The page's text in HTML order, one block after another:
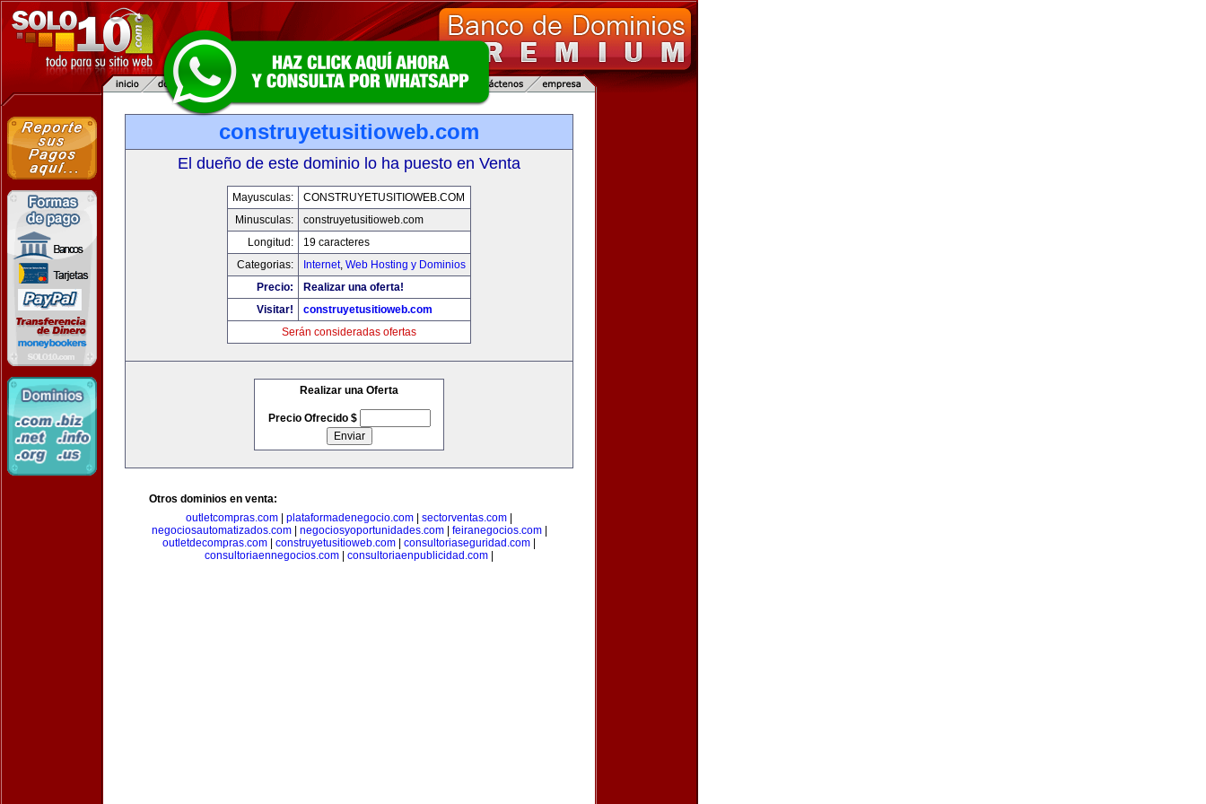
construyetusitioweb.com
El dueño de este dominio lo ha puesto en Venta
Mayusculas:
CONSTRUYETUSITIOWEB.COM
Minusculas:
construyetusitioweb.com
Longitud:
19 caracteres
Categorias:
Internet, Web Hosting y Dominios
Precio:
Realizar una oferta!
Visitar!
construyetusitioweb.com
Serán consideradas ofertas
Realizar una Oferta
Precio Ofrecido $
Otros dominios en venta:
outletcompras.com
plataformadenegocio.com sectorventas.com
negociosautomatizados.com| negociosyoportunidades.com| feiranegocios.com|
outletdecompras.com
construyetusitioweb.com consultoriaseguridad.com
consultoriaennegocios.com
consultoriaenpublicidad.com